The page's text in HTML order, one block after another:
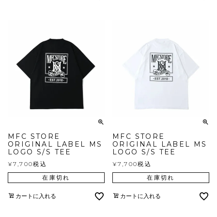
MFC STORE
ORIGINAL LABEL MS
LOGO S/S TEE
¥7,700税込
在庫切れ
カートに入れる
MFC STORE
ORIGINAL LABEL MS
LOGO S/S TEE
¥7,700税込
在庫切れ
カートに入れる